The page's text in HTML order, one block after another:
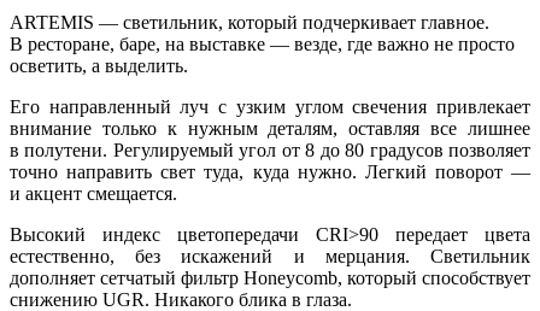
ARTEMIS — светильник, который подчеркивает главное.
В ресторане, баре, на выставке — везде, где важно не просто
осветить, а выделить.
Его направленный луч с узким углом свечения привлекает
внимание только к нужным деталям, оставляя все лишнее
в полутени. Регулируемый угол от 8 до 80 градусов позволяет
точно направить свет туда, куда нужно. Легкий поворот —
и акцент смещается.
Высокий индекс цветопередачи CRI>90 передает цвета
естественно, без искажений и мерцания. Светильник
дополняет сетчатый фильтр Honeycomb, который способствует
снижению UGR. Никакого блика в глаза.